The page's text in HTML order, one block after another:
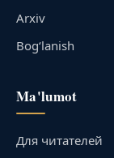
Arxiv
Bog‘lanish
Ma'lumot
Для читателей